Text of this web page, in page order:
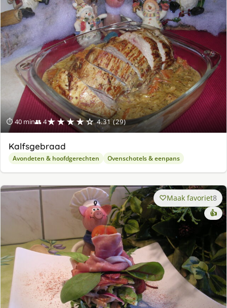
⏱ 40 min👥 4★★★★☆ 4.31 (29)
Kalfsgebraad
Avondeten & hoofdgerechten Ovenschotels & eenpans
Maak favoriet8
👍